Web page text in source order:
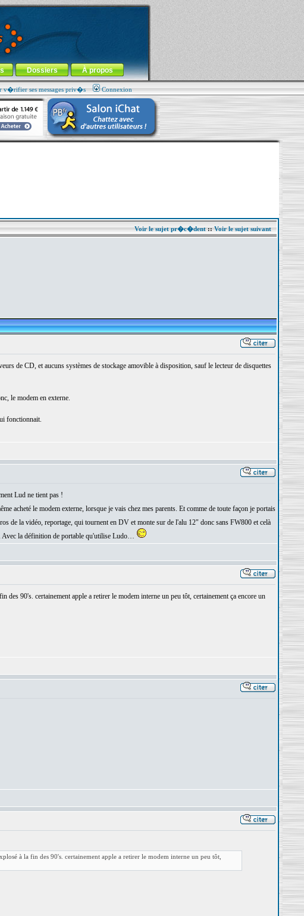
Dossiers À propos
v�rifier ses messages priv�s Connexion
Voir le sujet pr�c�dent::Voir le sujet suivant
de CD, et aucuns systèmes de stockage amovible à disposition, sauf le lecteur de disquettes
le modem en externe.
fonctionnait.
Lud ne tient pas !
acheté le modem externe, lorsque je vais chez mes parents. Et comme de toute façon je portais
de la vidéo, reportage, qui tournent en DV et monte sur de l'alu 12" donc sans FW800 et celà
Avec la définition de portable qu'utilise Ludo…
90's. certainement apple a retirer le modem interne un peu tôt, certainement ça encore un
à la fin des 90's. certainement apple a retirer le modem interne un peu tôt,